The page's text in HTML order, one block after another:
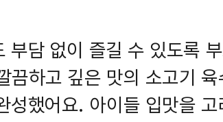
부담 없이 즐길 수 있도록
끔하고 깊은 맛의 소고기 육
성했어요. 아이들 입맛을 고